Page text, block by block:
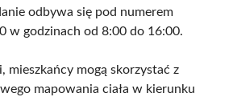
odbywa się pod numerem
w godzinach od 8:00 do 16:00.
mieszkańcy mogą skorzystać z
mapowania ciała w kierunku